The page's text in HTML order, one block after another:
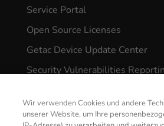
Service Portal
Open Source Licenses
Getac Device Update Center
Security Vulnerabilities
Wir verwenden Cookies und andere
unserer Website, um Ihre